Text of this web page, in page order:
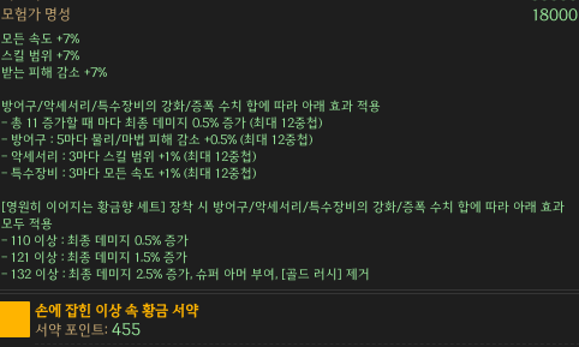
모험가 명성 18000
모든 속도 +7%
스킬 범위 +7%
받는 피해 감소 +7%
방어구/악세서리/특수장비의 강화/증폭 수치 합에 따라 아래 효과 적용
- 총 11 증가할 때 마다 최종 데미지 0.5% 증가 (최대 12중첩)
- 방어구 : 5마다 물리/마법 피해 감소 +0.5% (최대 12중첩)
- 악세서리 : 3마다 스킬 범위 +1% (최대 12중첩)
- 특수장비 : 3마다 모든 속도 +1% (최대 12중첩)
[영원히 이어지는 황금향 세트] 장착 시 방어구/악세서리/특수장비의 강화/증폭 수치 합에 따라 아래 효과
모두 적용
- 110 이상 : 최종 데미지 0.5% 증가
- 121 이상 : 최종 데미지 1.5% 증가
- 132 이상 : 최종 데미지 2.5% 증가, 슈퍼 아머 부여, [골드 러시] 제거
손에 잡힌 이상 속 황금 서약
서약 포인트: 455